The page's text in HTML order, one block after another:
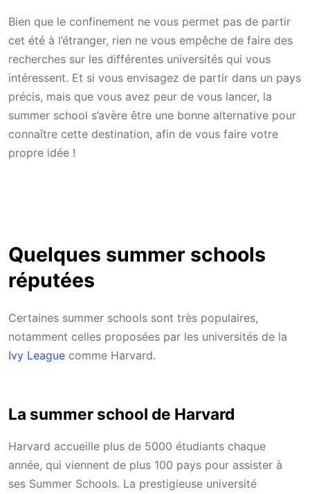
Bien que le confinement ne vous permet pas de partir
cet été à l’étranger, rien ne vous empêche de faire des
recherches sur les différentes universités qui vous
intéressent. Et si vous envisagez de partir dans un pays
précis, mais que vous avez peur de vous lancer, la
summer school s’avère être une bonne alternative pour
connaître cette destination, afin de vous faire votre
propre idée !
Quelques summer schools
réputées
Certaines summer schools sont très populaires,
notamment celles proposées par les universités de la
Ivy League comme Harvard.
La summer school de Harvard
Harvard accueille plus de 5000 étudiants chaque
année, qui viennent de plus 100 pays pour assister à
ses Summer Schools. La prestigieuse université